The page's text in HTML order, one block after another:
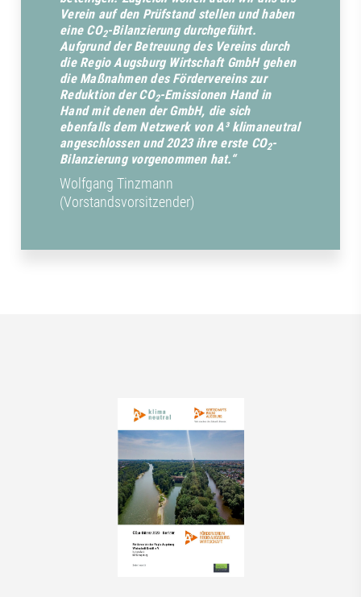
Verein auf den Prüfstand stellen und haben
eine CO2-Bilanzierung durchgeführt.
Aufgrund der Betreuung des Vereins durch
die Regio Augsburg Wirtschaft GmbH gehen
die Maßnahmen des Fördervereins zur
Reduktion der CO2-Emissionen Hand in
Hand mit denen der GmbH, die sich
ebenfalls dem Netzwerk von A³ klimaneutral
angeschlossen und 2023 ihre erste CO2-
Bilanzierung vorgenommen hat.“
Wolfgang Tinzmann
(Vorstandsvorsitzender)